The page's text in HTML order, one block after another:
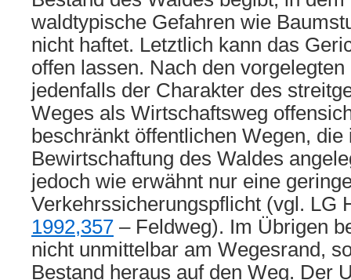
waldtypische Gefahren wie
nicht haftet. Letztlich kann das
offen lassen. Nach den
jedenfalls der Charakter des
Weges als Wirtschaftsweg
beschränkt öffentlichen Wegen,
Bewirtschaftung des Waldes
jedoch wie erwähnt nur eine
Verkehrssicherungspflicht (vgl. LG
1992,357 – Feldweg). Im Übrigen
nicht unmittelbar am Wegesrand,
Bestand heraus auf den Weg. Der